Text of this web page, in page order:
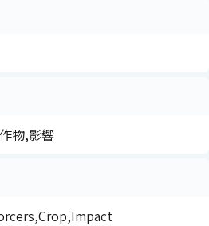
物,影響